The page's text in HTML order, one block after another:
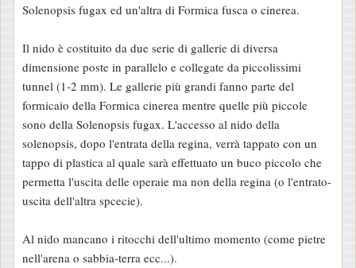
Solenopsis fugax ed un'altra di Formica fusca o cinerea.
Il nido è costituito da due serie di gallerie di diversa
dimensione poste in parallelo e collegate da piccolissimi
tunnel (1-2 mm). Le gallerie più grandi fanno parte del
formicaio della Formica cinerea mentre quelle più piccole
sono della Solenopsis fugax. L'accesso al nido della
solenopsis, dopo l'entrata della regina, verrà tappato con un
tappo di plastica al quale sarà effettuato un buco piccolo che
permetta l'uscita delle operaie ma non della regina (o l'entrato-
uscita dell'altra spcecie).
Al nido mancano i ritocchi dell'ultimo momento (come pietre
nell'arena o sabbia-terra ecc...).